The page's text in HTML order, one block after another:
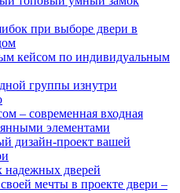
при выборе двери в
кейсом по индивидуальным
группы изнутри
– современная входная
элементами
дизайн-проект вашей
дверей
мечты в проекте двери –